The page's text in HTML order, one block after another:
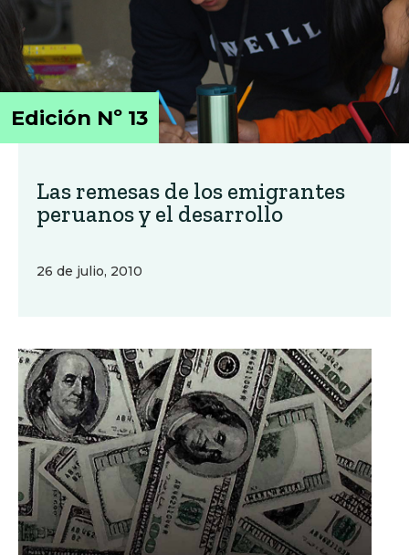
Edición Nº 13
Las remesas de los emigrantes
peruanos y el desarrollo
26 de julio, 2010